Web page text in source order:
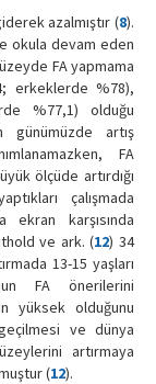
azalmıştır (8).
okula devam eden
FA yapmama
erkeklerde %78),
%77,1) olduğu
günümüzde artış
FA
ölçüde artırdığı
çalışmada
ekran karşısında
ve ark. (12) 34
13-15 yaşları
FA önerilerini
yüksek olduğunu
ve dünya
artırmaya
(12).